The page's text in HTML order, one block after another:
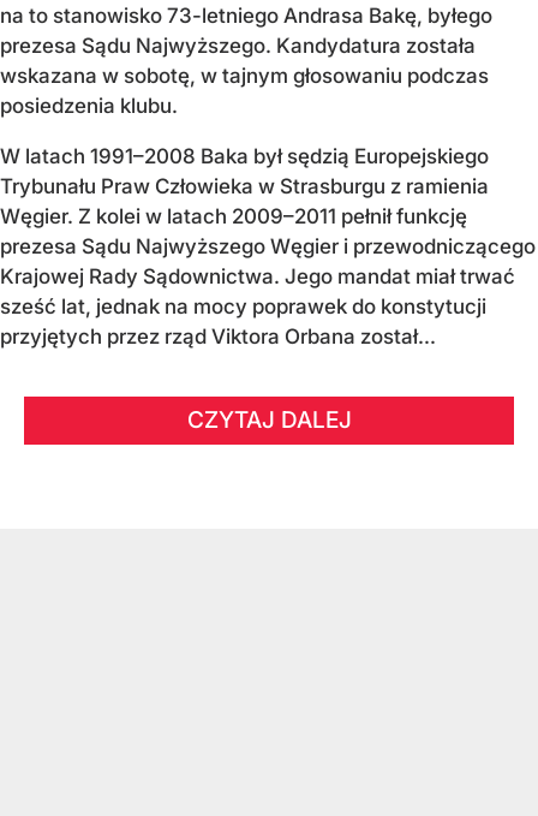
na to stanowisko 73-letniego Andrasa Bakę, byłego
prezesa Sądu Najwyższego. Kandydatura została
wskazana w sobotę, w tajnym głosowaniu podczas
posiedzenia klubu.
W latach 1991–2008 Baka był sędzią Europejskiego
Trybunału Praw Człowieka w Strasburgu z ramienia
Węgier. Z kolei w latach 2009–2011 pełnił funkcję
prezesa Sądu Najwyższego Węgier i przewodniczącego
Krajowej Rady Sądownictwa. Jego mandat miał trwać
sześć lat, jednak na mocy poprawek do konstytucji
przyjętych przez rząd Viktora Orbana został...
CZYTAJ DALEJ